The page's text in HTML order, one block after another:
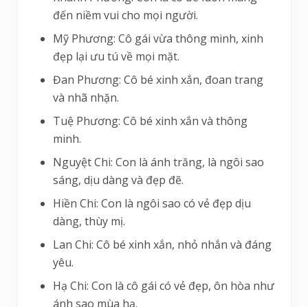
đến niềm vui cho mọi người.
Mỹ Phương: Cô gái vừa thông minh, xinh
đẹp lại ưu tú về mọi mặt.
Đan Phương: Cô bé xinh xắn, đoan trang
và nhã nhặn.
Tuệ Phương: Cô bé xinh xắn và thông
minh.
Nguyệt Chi: Con là ánh trăng, là ngôi sao
sáng, dịu dàng và đẹp đẽ.
Hiền Chi: Con là ngôi sao có vẻ đẹp dịu
dàng, thùy mị.
Lan Chi: Cô bé xinh xắn, nhỏ nhắn và đáng
yêu.
Hạ Chi: Con là cô gái có vẻ đẹp, ôn hòa như
ánh sao mùa hạ.